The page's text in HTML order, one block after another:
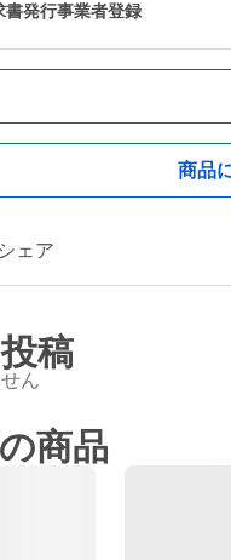
書発行事業者登録
商品
ェア
稿
ん
商品